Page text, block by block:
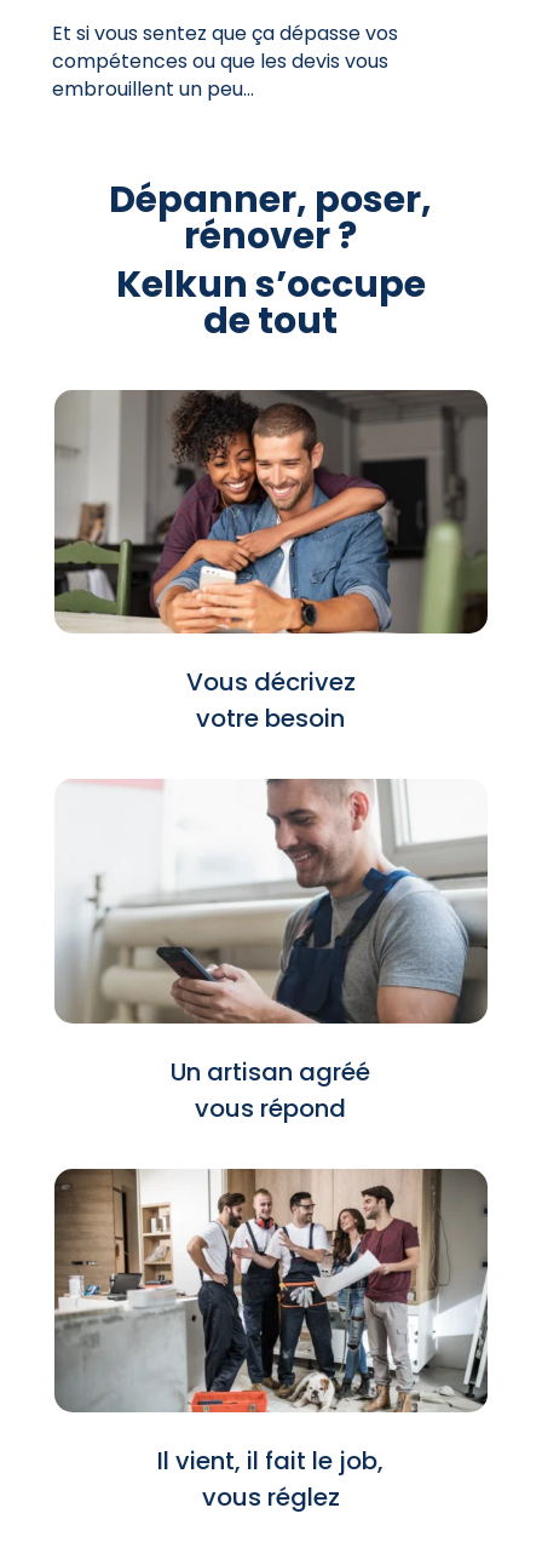
Et si vous sentez que ça dépasse vos
compétences ou que les devis vous
embrouillent un peu…
Dépanner, poser,
rénover ?
Kelkun s’occupe
de tout
Vous décrivez
votre besoin
Un artisan agréé
vous répond
Il vient, il fait le job,
vous réglez